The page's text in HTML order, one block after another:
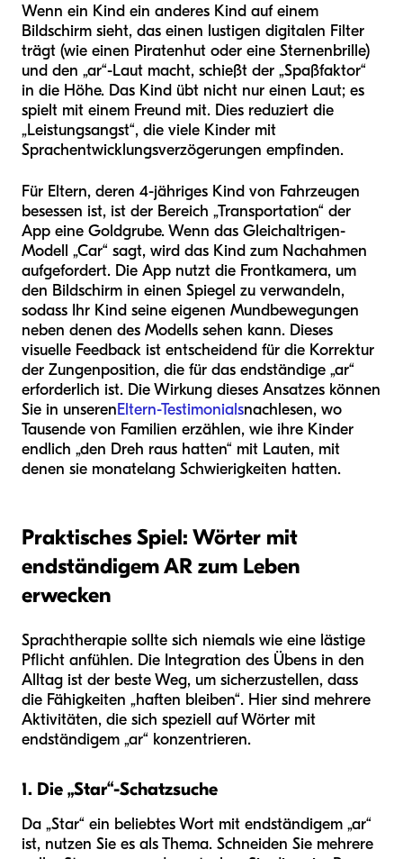
Wenn ein Kind ein anderes Kind auf einem
Bildschirm sieht, das einen lustigen digitalen Filter
trägt (wie einen Piratenhut oder eine Sternenbrille)
und den „ar“-Laut macht, schießt der „Spaßfaktor“
in die Höhe. Das Kind übt nicht nur einen Laut; es
spielt mit einem Freund mit. Dies reduziert die
„Leistungsangst“, die viele Kinder mit
Sprachentwicklungsverzögerungen empfinden.
Für Eltern, deren 4-jähriges Kind von Fahrzeugen
besessen ist, ist der Bereich „Transportation“ der
App eine Goldgrube. Wenn das Gleichaltrigen-
Modell „Car“ sagt, wird das Kind zum Nachahmen
aufgefordert. Die App nutzt die Frontkamera, um
den Bildschirm in einen Spiegel zu verwandeln,
sodass Ihr Kind seine eigenen Mundbewegungen
neben denen des Modells sehen kann. Dieses
visuelle Feedback ist entscheidend für die Korrektur
der Zungenposition, die für das endständige „ar“
erforderlich ist. Die Wirkung dieses Ansatzes können
Sie in unserenEltern-Testimonialsnachlesen, wo
Tausende von Familien erzählen, wie ihre Kinder
endlich „den Dreh raus hatten“ mit Lauten, mit
denen sie monatelang Schwierigkeiten hatten.
Praktisches Spiel: Wörter mit
endständigem AR zum Leben
erwecken
Sprachtherapie sollte sich niemals wie eine lästige
Pflicht anfühlen. Die Integration des Übens in den
Alltag ist der beste Weg, um sicherzustellen, dass
die Fähigkeiten „haften bleiben“. Hier sind mehrere
Aktivitäten, die sich speziell auf Wörter mit
endständigem „ar“ konzentrieren.
1. Die „Star“-Schatzsuche
Da „Star“ ein beliebtes Wort mit endständigem „ar“
ist, nutzen Sie es als Thema. Schneiden Sie mehrere